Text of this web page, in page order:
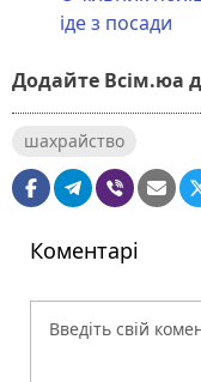
іде з посади
Додайте Всім.юа
шахрайство
Коментарі